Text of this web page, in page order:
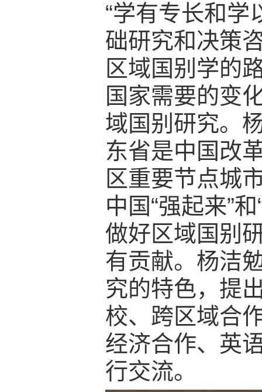
“学有专长和学
础研究和决策
区域国别学的
国家需要的变
域国别研究。
东省是中国改
区重要节点城
中国“强起来”
做好区域国别
有贡献。杨洁
究的特色，提
校、跨区域合
经济合作、英
行交流。